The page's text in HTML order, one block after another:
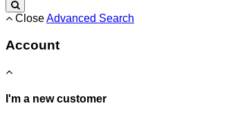
CloseAdvanced Search
Account
I'm a new customer